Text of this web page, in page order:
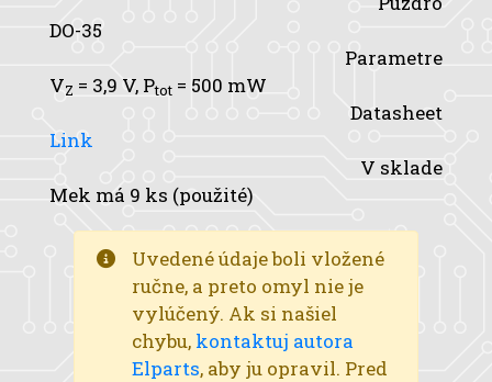
DO-35
Parametre
VZ = 3,9 V, Ptot = 500 mW
Datasheet
Link
V sklade
Mek má 9 ks (použité)
Uvedené údaje boli vložené
ručne, a preto omyl nie je
vylúčený. Ak si našiel
chybu, kontaktuj autora
Elparts, aby ju opravil. Pred